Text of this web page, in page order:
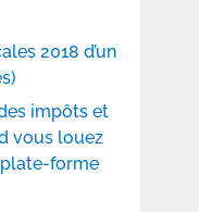
2018 d’un
impôts et
vous louez
forme